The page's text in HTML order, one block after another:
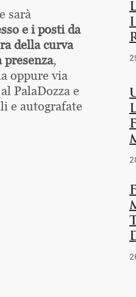
sarà
e i posti da
della curva
,
oppure via
PalaDozza e
e autografate